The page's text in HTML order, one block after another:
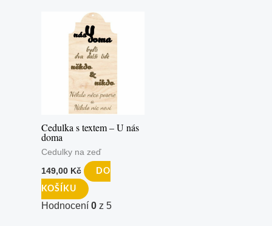
Cedulka s textem – U nás
doma
Cedulky na zeď
149,00 Kč DO
KOŠÍKU
Hodnocení 0 z 5